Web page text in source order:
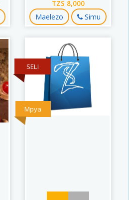
TZS 8,000
Maelezo Simu
Mpya
SELI